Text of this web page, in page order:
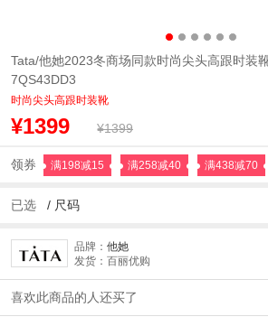
Tata/他她2023冬商场同款时尚尖头高跟时装
7QS43DD3
时尚尖头高跟时装靴
¥1399 ¥1399
领券 满198减15 满258减40 满438减70
已选 / 尺码
品牌： 他她
发货：百丽优购
喜欢此商品的人还买了